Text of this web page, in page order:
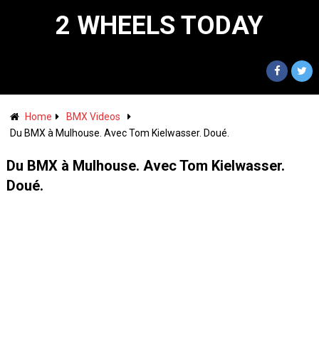
2 WHEELS TODAY
Home
BMX Videos
Du BMX à Mulhouse. Avec Tom Kielwasser. Doué.
Du BMX à Mulhouse. Avec Tom Kielwasser.
Doué.